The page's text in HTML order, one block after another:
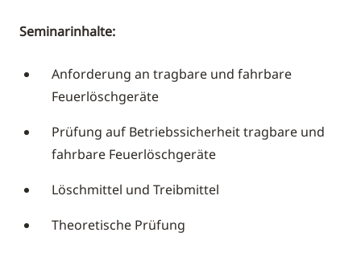
Seminarinhalte:
Anforderung an tragbare und fahrbare
Feuerlöschgeräte
Prüfung auf Betriebssicherheit tragbare und
fahrbare Feuerlöschgeräte
Löschmittel und Treibmittel
Theoretische Prüfung